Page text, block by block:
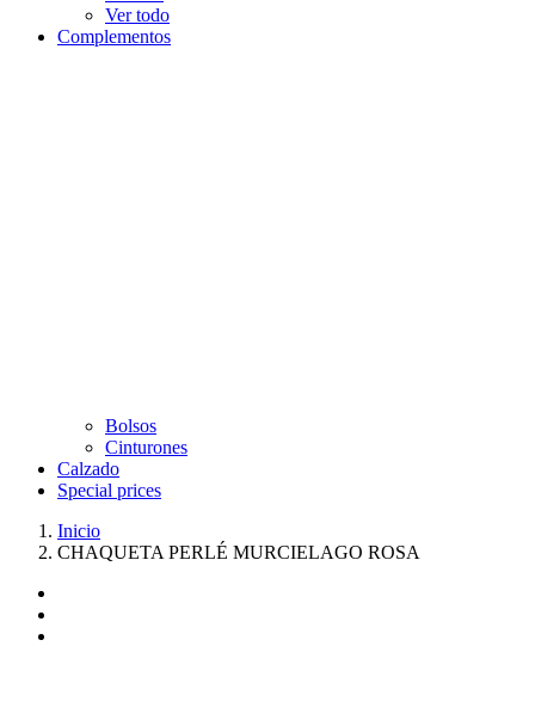
Ver todo
Complementos
Bolsos
Cinturones
Calzado
Special prices
Inicio
CHAQUETA PERLÉ MURCIELAGO ROSA